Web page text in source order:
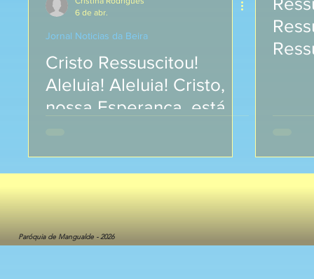
6 de abr.
Jornal Noticias da Beira
Cristo Ressuscitou!
Aleluia! Aleluia! Cristo,
nossa Esperança, está
Paróquia de Mangualde - 2026